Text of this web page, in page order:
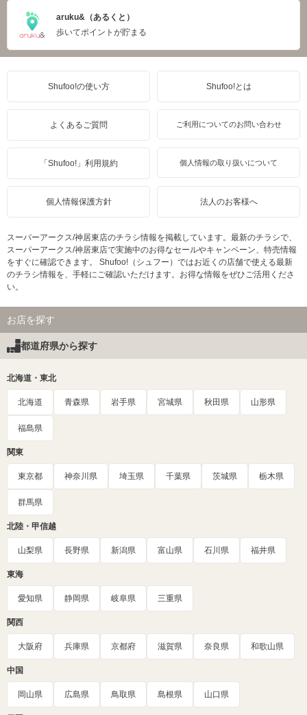
aruku&（あるくと）
歩いてポイントが貯まる
Shufoo!の使い方 Shufoo!とは
よくあるご質問 ご利用についてのお問い合わせ
「Shufoo!」利用規約 個人情報の取り扱いについて
個人情報保護方針 法人のお客様へ
スーパーアークス/神居東店のチラシ情報を掲載しています。最新のチラシで、
スーパーアークス/神居東店で実施中のお得なセールやキャンペーン、特売情報
をすぐに確認できます。 Shufoo!（シュフー）ではお近くの店舗で使える最新
のチラシ情報を、手軽にご確認いただけます。お得な情報をぜひご活用くださ
い。
お店を探す
都道府県から探す
北海道・東北
北海道 青森県 岩手県 宮城県 秋田県 山形県
福島県
関東
東京都 神奈川県 埼玉県 千葉県 茨城県 栃木県
群馬県
北陸・甲信越
山梨県 長野県 新潟県 富山県 石川県 福井県
東海
愛知県 静岡県 岐阜県 三重県
関西
大阪府 兵庫県 京都府 滋賀県 奈良県 和歌山県
中国
岡山県 広島県 鳥取県 島根県 山口県